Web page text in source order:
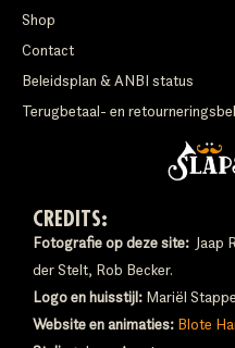
Shop
Contact
Beleidsplan & ANBI status
Terugbetaal- en
CREDITS:
Fotografie op deze site: Jaap
der Stelt, Rob Becker.
Logo en huisstijl: Mariël
Website en animaties: Blote